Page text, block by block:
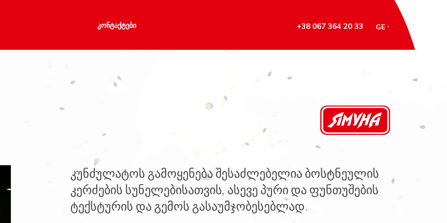
ᲙᲝᲜᲢᲐᲥᲢᲔᲑᲘ +38 067 364 20 33 GE
კუნძულატოს გამოყენება შესაძლებელია ბოსტნეულის
კერძების სუნელებისათვის, ასევე პური და ფუნთუშების
ტექსტურის და გემოს გასაუმჯობესებლად.